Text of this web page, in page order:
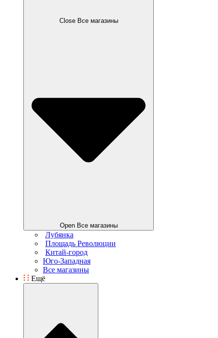
Close Все магазины
Open Все магазины
Лубянка
Площадь Революции
Китай-город
Юго-Западная
Все магазины
Ещё